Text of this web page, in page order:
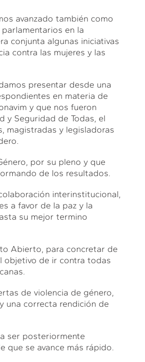
avanzado también como
en la
conjunta algunas iniciativas
contra las mujeres y las
presentar desde una
en materia de
y que nos fueron
y Seguridad de Todas, el
magistradas y legisladoras
por su pleno y que
de los resultados.
interinstitucional,
a favor de la paz y la
su mejor termino
Abierto, para concretar de
objetivo de ir contra todas
de violencia de género,
una correcta rendición de
ser posteriormente
que se avance más rápido.